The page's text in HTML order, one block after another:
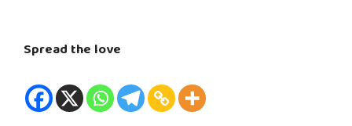
Spread the love